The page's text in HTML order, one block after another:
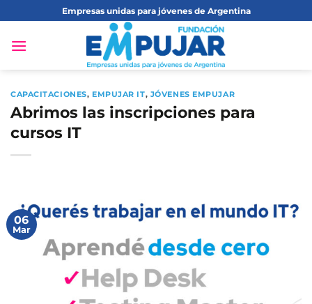
al
contenido
Empresas unidas para jóvenes de Argentina
CAPACITACIONES, EMPUJAR IT, JÓVENES EMPUJAR
Abrimos las inscripciones para
cursos IT
06
Mar